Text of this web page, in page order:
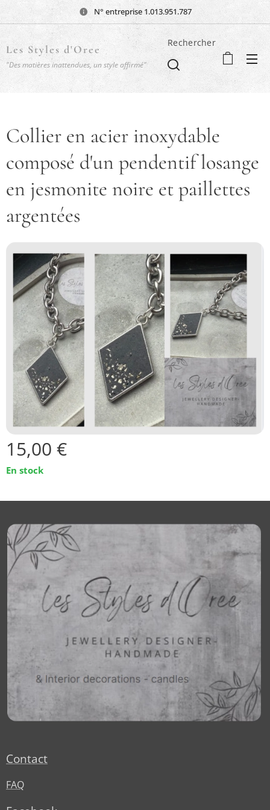
N° entreprise 1.013.951.787
Les Styles d'Oree
"Des matières inattendues, un style affirmé"
Rechercher
Collier en acier inoxydable
composé d'un pendentif losange
en jesmonite noire et paillettes
argentées
15,00 €
En stock
Contact
FAQ